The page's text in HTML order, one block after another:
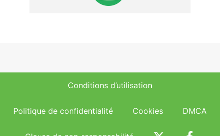
Conditions d’utilisation
Politique de confidentialité Cookies DMCA